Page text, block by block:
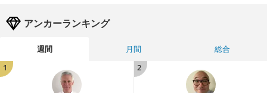
アンカーランキング
週間 月間
総合
1
2